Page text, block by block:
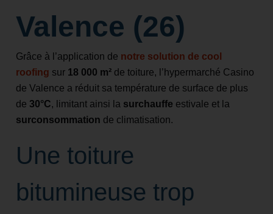
Valence (26)
Grâce à l’application de notre solution de cool
roofing sur 18 000 m² de toiture, l’hypermarché Casino
de Valence a réduit sa température de surface de plus
de 30°C, limitant ainsi la surchauffe estivale et la
surconsommation de climatisation.
Une toiture
bitumineuse trop